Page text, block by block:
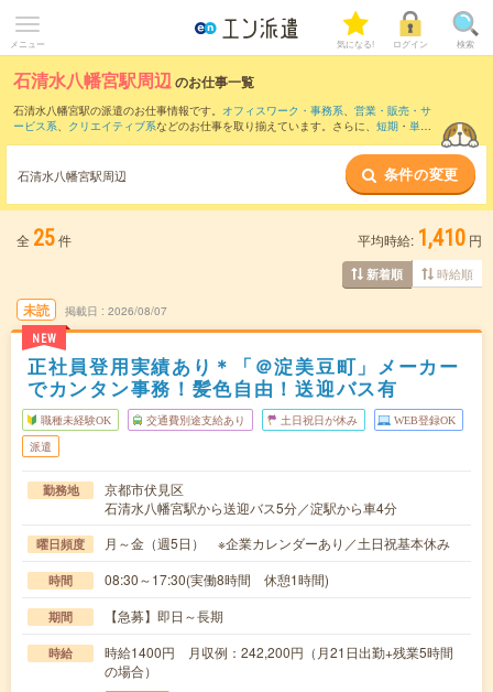
メニュー 気になる! ログイン 検索
石清水八幡宮駅周辺のお仕事一覧
石清水八幡宮駅の派遣のお仕事情報です。 オフィスワーク・事務系、 営業・販売・サ
ービス系、 クリエイティブ系などのお仕事を取り揃えています。さらに、 短期 ・ 単発
また、烏丸駅・京都駅・
など近隣駅のお仕事も
ご確認いただけます。
石清水八幡宮駅周辺 条件の変更
全 25件 平均時給: 1,410 円
新着順 時給順
未読
NEW
掲載日 2026/08/07
正社員登用実績あり＊「＠淀美豆町」メーカー
でカンタン事務！髪色自由！送迎バス有
職種未経験OK 交通費別途支給あり 土日祝日が休み WEB登録OK
派遣
勤務地
京都市伏見区
石清水八幡宮駅から送迎バス5分／淀駅から車4分
曜日頻度 月～金（週5日） ※企業カレンダーあり／土日祝基本休み
時間 08:30～17:30(実働8時間 休憩1時間)
期間 【急募】即日～長期
時給
時給1400円 月収例：242,200円（月21日出勤+残業5時間
の場合）